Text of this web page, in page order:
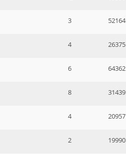
3 52164
4 26375
6 64362
8 31439
4 20957
2 19990